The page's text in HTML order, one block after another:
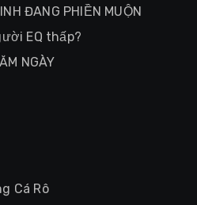
ĐANG PHIỀN MUỘN
EQ thấp?
NGÀY
Cá Rô